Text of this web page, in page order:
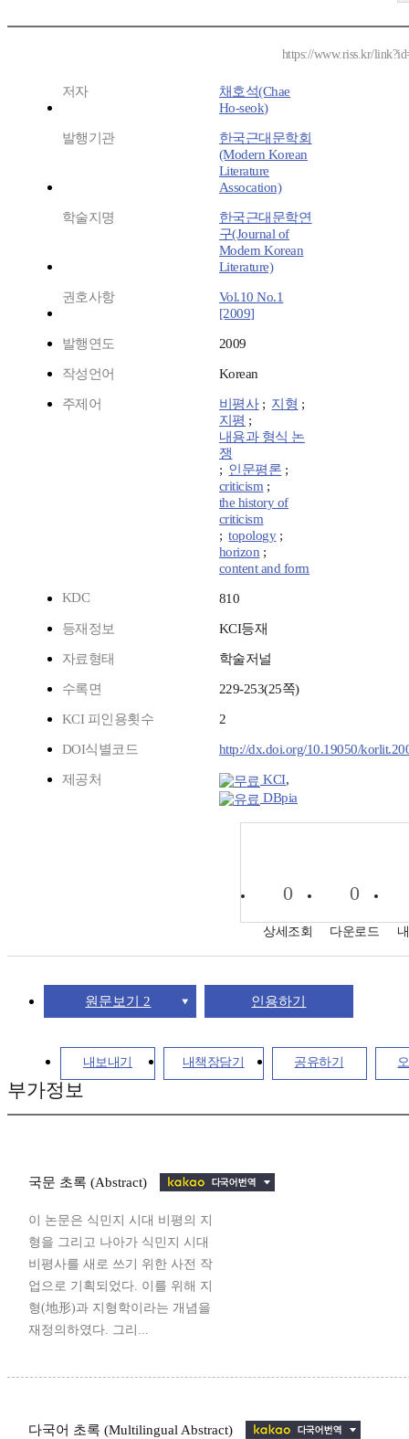
https://www.riss.kr/
저자
채호석(Chae
Ho-seok)
발행기관
한국근대문학회
(Modern Korean
Literature
Assocation)
학술지명
한국근대문학연
구(Journal of
Modern Korean
Literature)
권호사항
Vol.10 No.1
[2009]
발행연도 2009
작성언어 Korean
주제어 비평사; 지형 ;
지평 ;
내용과 형식 논
쟁
; 인문평론 ;
criticism;
the history of
criticism
;topology;
horizon ;
content and form
KDC
810
등재정보 KCI등재
자료형태 학술저널
수록면 229-253(25쪽)
KCI 피인용횟수 2
DOI식별코드 http://dx.doi.org/10.19050/
제공처 KCI,
DBpia
0
상세조회
0
다운로드
원문보기 2 인용하기
내보내기 내책장담기 공유하기
부가정보
국문 초록 (Abstract)
이 논문은 식민지 시대 비평의 지
형을 그리고 나아가 식민지 시대
비평사를 새로 쓰기 위한 사전 작
업으로 기획되었다. 이를 위해 지
형(地形)과 지형학이라는 개념을
재정의하였다. 그리...
다국어 초록 (Multilingual Abstract)